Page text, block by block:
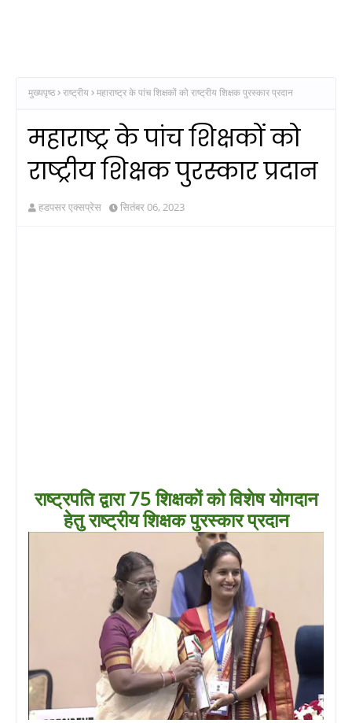
मुख्यपृष्ठ राष्ट्रीय महाराष्ट्र के पांच शिक्षकों को राष्ट्रीय शिक्षक पुरस्कार प्रदान
महाराष्ट्र के पांच शिक्षकों को
राष्ट्रीय शिक्षक पुरस्कार प्रदान
हडपसर एक्सप्रेस सितंबर 06, 2023
राष्ट्रपति द्वारा 75 शिक्षकों को विशेष योगदान
हेतु राष्ट्रीय शिक्षक पुरस्कार प्रदान